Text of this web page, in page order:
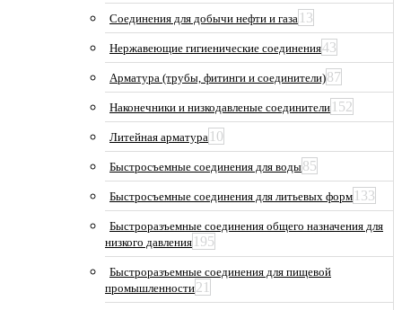
Соединения для добычи нефти и газа 13
Нержавеющие гигиенические соединения43
Арматура (трубы, фитинги и соединители)87
Наконечники и низкодавленые соединители 152
Литейная арматура 10
Быстросъемные соединения для воды85
Быстросъемные соединения для литьевых форм 133
Быстроразъемные соединения общего назначения для
низкого давления 195
Быстроразъемные соединения для пищевой
промышленности21